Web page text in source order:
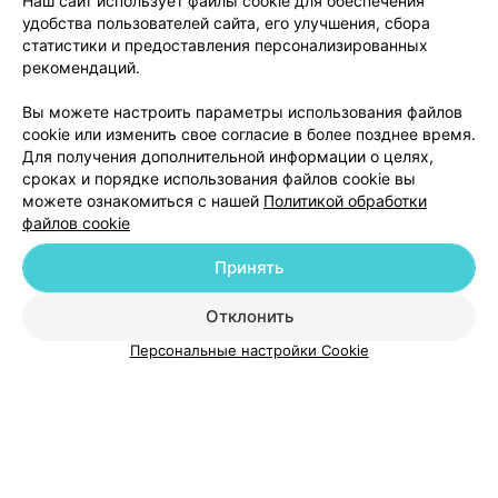
Отзыв. Самый лучший ревматолог Гродно-Махомет
Е.В. Специалист своего дела, внимательная ,
профессионал и своего дела. Не дай Бог , конечно
иметь такие проблемы, но если они есть, то сразу
поможет.
Добавить компанию
Добавить специалиста
удобства пользователей сайта, его улучшения, сбора
статистики и предоставления персонализированных
рекомендаций.
Вы можете настроить параметры использования файлов
cookie или изменить свое согласие в более позднее время.
Для получения дополнительной информации о целях,
сроках и порядке использования файлов cookie вы
можете ознакомиться с нашей Политикой обработки
файлов cookie
Отклонить
Принять
Персональные настройки Cookie